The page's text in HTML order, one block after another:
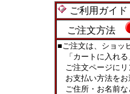
ご利用ガイド
ご注文方法
■ご注文は、ショッ
「カートに入れる
ご注文ページにリ
お支払い方法をお
ご住所・お名前な